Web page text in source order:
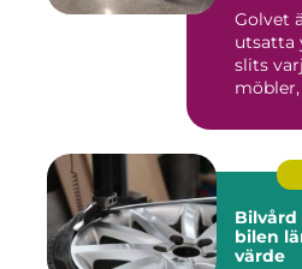
Golvet
utsatta
slits
möbler,
Bilvård i
bilen
värde